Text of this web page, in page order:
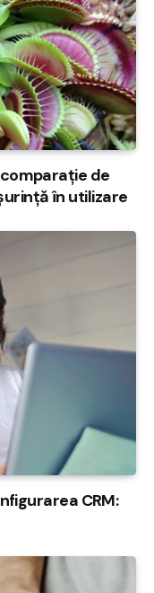
de
în utilizare
CRM: